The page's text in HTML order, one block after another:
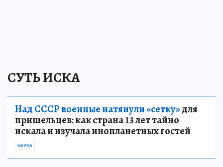
СУТЬ ИСКА
Над СССР военные натянули «сетку»для
пришельцев: как страна 13 лет тайно
искала и изучала инопланетных гостей
НАУКА